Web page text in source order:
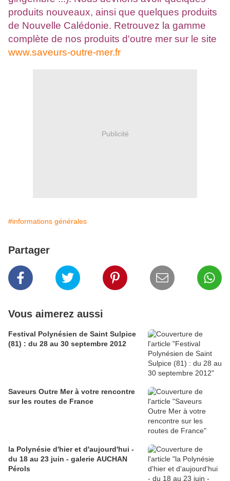
produits nouveaux, ainsi que quelques produits
de Nouvelle Calédonie. Retrouvez la gamme
complète de nos produits d'outre mer sur le site
www.saveurs-outre-mer.fr
Publicité
#informations générales
Partager
Vous aimerez aussi
Festival Polynésien de Saint Sulpice
(81) : du 28 au 30 septembre 2012
Saveurs Outre Mer à votre rencontre
sur les routes de France
la Polynésie d'hier et d'aujourd'hui -
du 18 au 23 juin - galerie AUCHAN
Pérols